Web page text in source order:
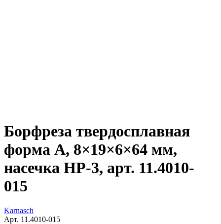
Борфреза твердосплавная
форма A, 8×19×6×64 мм,
насечка HP-3, арт. 11.4010-
015
Karnasch
Арт. 11.4010-015